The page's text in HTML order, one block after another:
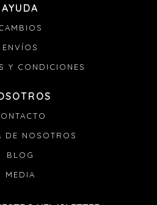
AYUDA
ENVÍOS
Y CONDICIONES
DE NOSOTROS
BLOG
MEDIA